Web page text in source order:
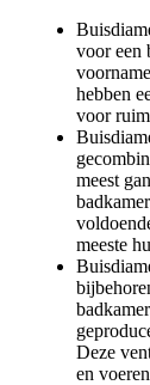
voor een
hebben
voor
meest
meeste
Deze
en